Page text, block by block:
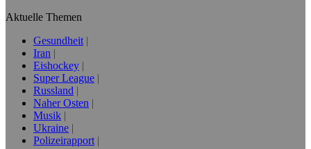
Aktuelle Themen
Gesundheit
Iran
Eishockey
Super League
Russland
Naher Osten
Musik
Ukraine
Polizeirapport